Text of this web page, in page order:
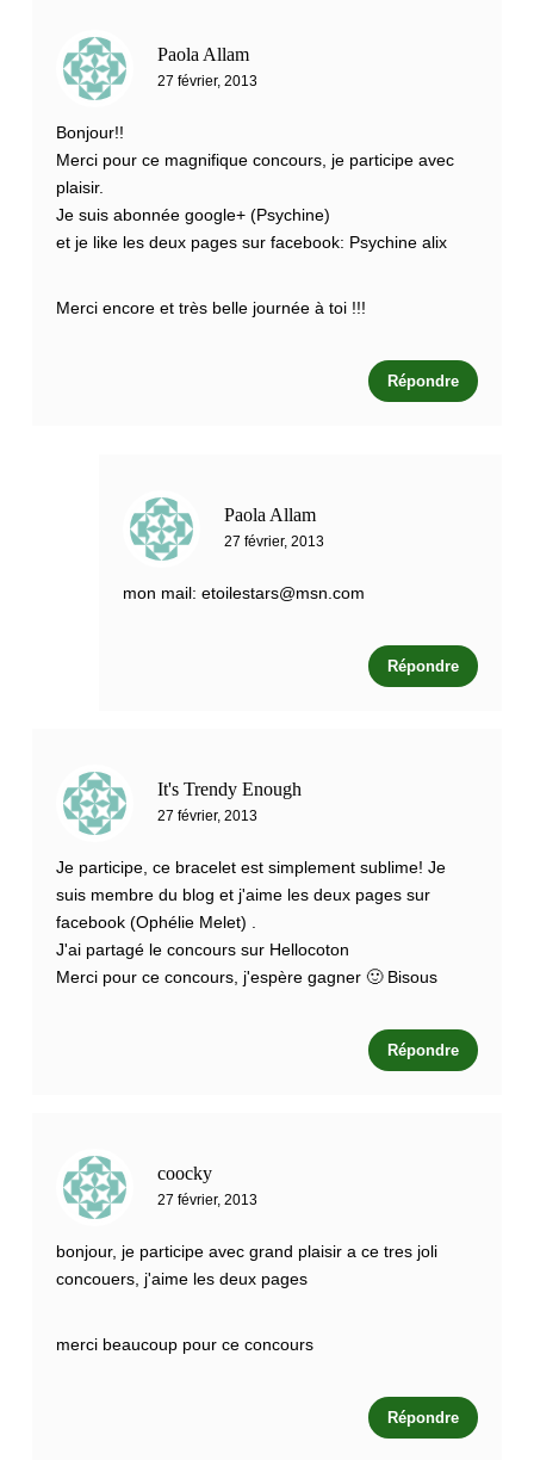
Paola Allam
27 février, 2013
Bonjour!!
Merci pour ce magnifique concours, je participe avec
plaisir.
Je suis abonnée google+ (Psychine)
et je like les deux pages sur facebook: Psychine alix
Merci encore et très belle journée à toi !!!
Répondre
Paola Allam
27 février, 2013
mon mail:etoilestars@msn.com
Répondre
It's Trendy Enough
27 février, 2013
Je participe, ce bracelet est simplement sublime! Je
suis membre du blog et j'aime les deux pages sur
facebook (Ophélie Melet) .
J'ai partagé le concours sur Hellocoton
Merci pour ce concours, j'espère gagner 🙂 Bisous
Répondre
coocky
27 février, 2013
bonjour, je participe avec grand plaisir a ce tres joli
concouers, j'aime les deux pages
merci beaucoup pour ce concours
Répondre